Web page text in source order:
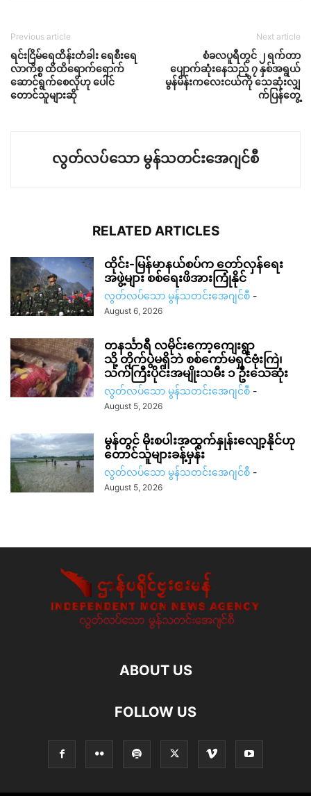
Previous article
ရင်းငြိမ်ရေထိန်းတံခါး ရေစီးရေ
လာကိစ္စ ထိထိရောက်ရောက်
ဆောင်ရွက်စေလိုဟု ပေါင်
တောင်သူများဆို
Next article
စံခလပူရီတွင် ၂ ရက်တာ
ပျောက်ဆုံးနေသည့် ၇ နှစ်အရွယ်
မွန်မိန်းကလေးငယ်ကို သေဆုံးလျှ
က်ပြန်တွေ့
လွတ်လပ်သော မွန်သတင်းအေဂျင်စီ
RELATED ARTICLES
ထိုင်း-မြန်မာနယ်စပ်က တော်လှန်ရေး
အဖွဲ့များ စစ်ရေးဖိအားကြုံနိုင်
လွတ်လပ်သော မွန်သတင်းအေဂျင်စီ -
August 6, 2026
တနင်္သာရီ လမိုင်းကော့ကျေးရွာ
သို့ တိုက်ပွဲမရှိဘဲ စစ်ကော်မရှင်ဗုံးကြဲ၊
သက်ကြီးပိုင်းအမျိုးသမီး ၁ ဦးသေဆုံး
လွတ်လပ်သော မွန်သတင်းအေဂျင်စီ -
August 5, 2026
မွန်တွင် မိုးစပါးအထွက်နှုန်းလျော့နိုင်ဟု
တောင်သူများခန့်မှန်း
လွတ်လပ်သော မွန်သတင်းအေဂျင်စီ -
August 5, 2026
ABOUT US
FOLLOW US